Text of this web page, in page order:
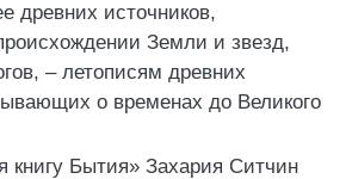
древних источников,
Земли и звезд,
– летописям древних
о временах до Великого
книгу Бытия» Захария Ситчин